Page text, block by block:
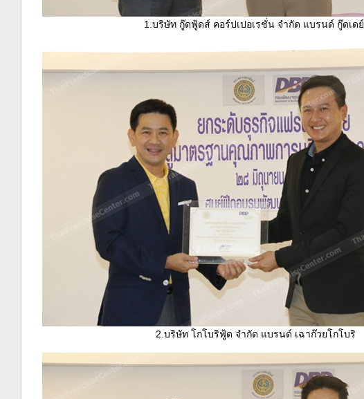
1.บริษัท กู๊ดฟู้ดส์ คอร์ปเปอเรชั่น จำกัด แบรนด์ กู๊ดเดย์
2.บริษัท โกโบริฟู้ด จำกัด แบรนด์ เฉาก๊วยโกโบริ